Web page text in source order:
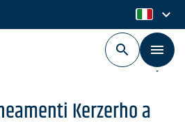
it
keyboard_arrow_down
Kerzerho a